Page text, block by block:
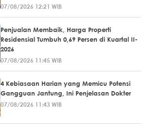
07/08/2026 12:21 WIB
Penjualan Membaik, Harga Properti
Residensial Tumbuh 0,69 Persen di Kuartal II-
2026
07/08/2026 11:45 WIB
4 Kebiasaan Harian yang Memicu Potensi
Gangguan Jantung, Ini Penjelasan Dokter
07/08/2026 11:43 WIB